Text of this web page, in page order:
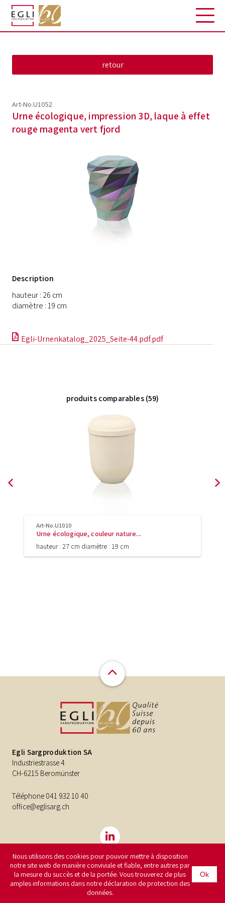
Art-No.U1052
Urne écologique, impression 3D, laque à effet
rouge magenta vert fjord
Description
hauteur : 26 cm
diamètre : 19 cm
Egli-Urnenkatalog_2025_Seite-44.pdf.pdf
produits comparables (59)
Art-No.U1010
Urne écologique, couleur nature...
hauteur : 27 cm diamètre : 19 cm
Egli Sargproduktion SA
Industriestrasse 4
CH-6215 Beromünster
Téléphone 041 932 10 40
office@eglisarg.ch
©2026Egli Sargproduktion SA Impressum
Protection des
données
Nous utilisons des cookies pour pouvoir mettre à disposition
notre site web de manière conviviale et fiable, entre autres par
la mesure du succès et de la portée. Vous trouverez de plus
amples informations dans notre déclaration de protection des
données.
Ok